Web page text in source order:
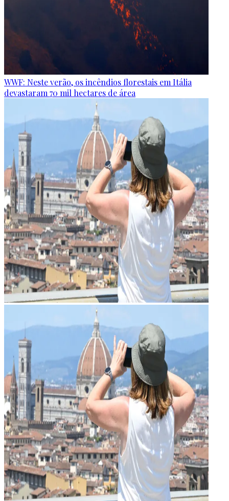
WWF: Neste verão, os incêndios florestais em Itália
devastaram 70 mil hectares de área